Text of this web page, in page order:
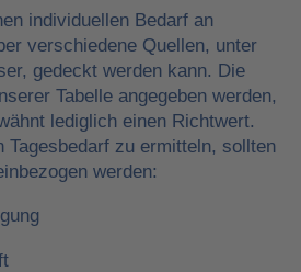
individuellen Bedarf an
verschiedene Quellen, unter
gedeckt werden kann. Die
Tabelle angegeben werden,
lediglich einen Richtwert.
Tagesbedarf zu ermitteln, sollten
werden: